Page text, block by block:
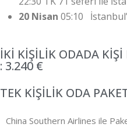
20 Nisan 05:10
İKİ KİŞİLİK ODADA KİŞİ
: 3.240 €
TEK KİŞİLİK ODA
China Southern Airlines ile